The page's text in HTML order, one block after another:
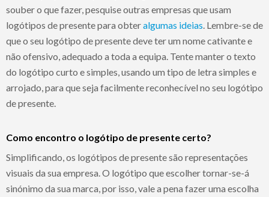
souber o que fazer, pesquise outras empresas que usam
logótipos de presente para obteralgumas ideias . Lembre-se de
que o seu logótipo de presente deve ter um nome cativante e
não ofensivo, adequado a toda a equipa. Tente manter o texto
do logótipo curto e simples, usando um tipo de letra simples e
arrojado, para que seja facilmente reconhecível no seu logótipo
de presente.
Como encontro o logótipo de presente certo?
Simplificando, os logótipos de presente são representações
visuais da sua empresa. O logótipo que escolher tornar-se-á
sinónimo da sua marca, por isso, vale a pena fazer uma escolha